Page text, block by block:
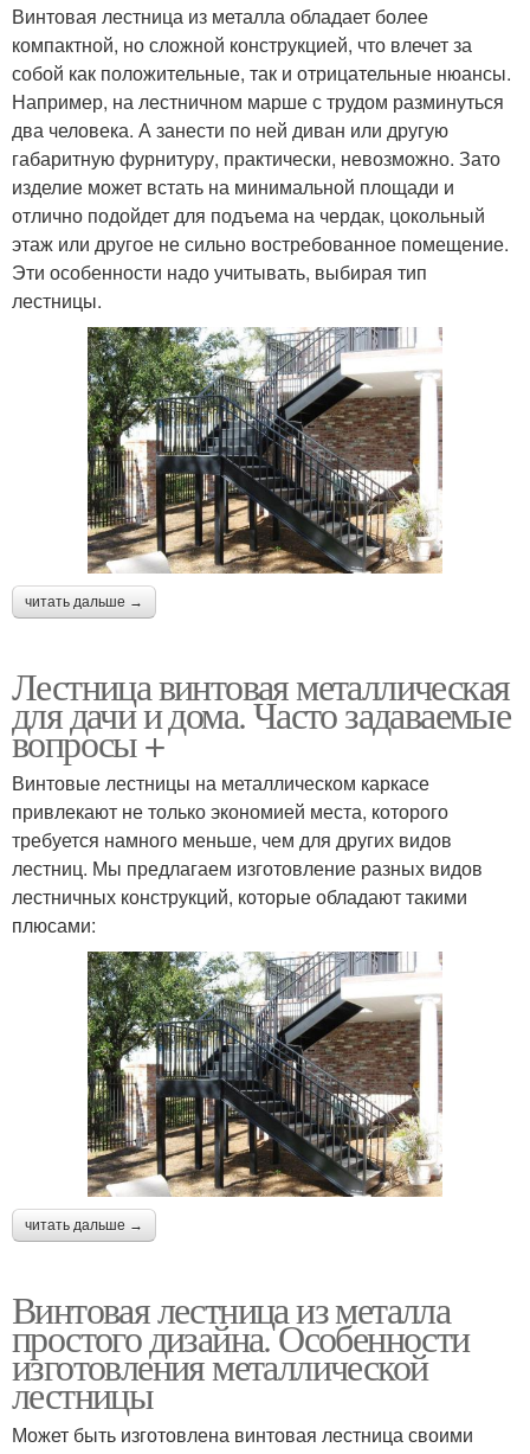
Винтовая лестница из металла обладает более
компактной, но сложной конструкцией, что влечет за
собой как положительные, так и отрицательные нюансы.
Например, на лестничном марше с трудом разминуться
два человека. А занести по ней диван или другую
габаритную фурнитуру, практически, невозможно. Зато
изделие может встать на минимальной площади и
отлично подойдет для подъема на чердак, цокольный
этаж или другое не сильно востребованное помещение.
Эти особенности надо учитывать, выбирая тип
лестницы.
читать дальше →
Лестница винтовая металлическая
для дачи и дома. Часто задаваемые
вопросы +
Винтовые лестницы на металлическом каркасе
привлекают не только экономией места, которого
требуется намного меньше, чем для других видов
лестниц. Мы предлагаем изготовление разных видов
лестничных конструкций, которые обладают такими
плюсами:
читать дальше →
Винтовая лестница из металла
простого дизайна. Особенности
изготовления металлической
лестницы
Может быть изготовлена винтовая лестница своими